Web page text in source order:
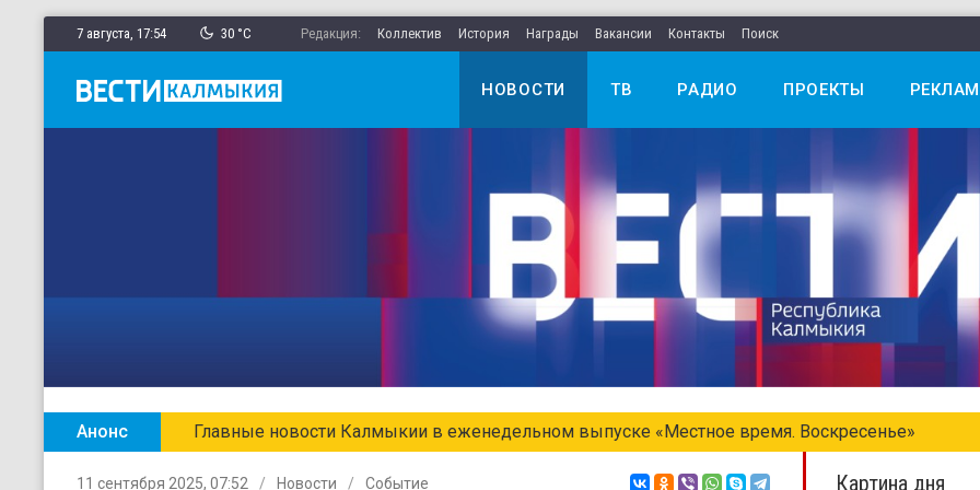
7 августа, 17:54 30 °C Редакция: Коллектив История Награды Вакансии Контакты Поиск
НОВОСТИ ТВ РАДИО ПРОЕКТЫ
Анонс Главные новости Калмыкии в еженедельном выпуске «Местное время. Воскресенье»
11 сентября 2025, 07:52 Новости Событие Картина дня